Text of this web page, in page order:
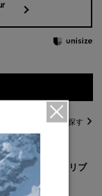
直営店在庫を探す
着。袖口と裾はリブ